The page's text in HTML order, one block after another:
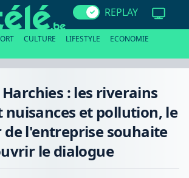
REPLAY
CULTURE LIFESTYLE ECONOMIE
: les riverains
nuisances et pollution, le
l'entreprise souhaite
le dialogue